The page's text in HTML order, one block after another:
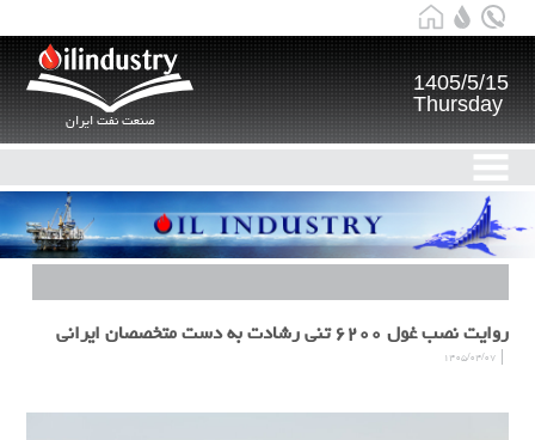
صنعت نفت ایران
1405/5/15
Thursday
روایت نصب غول ۶۲۰۰ تنی رشادت به دست متخصصان ایرانی
۱۴۰۵/۰۴/۰۷